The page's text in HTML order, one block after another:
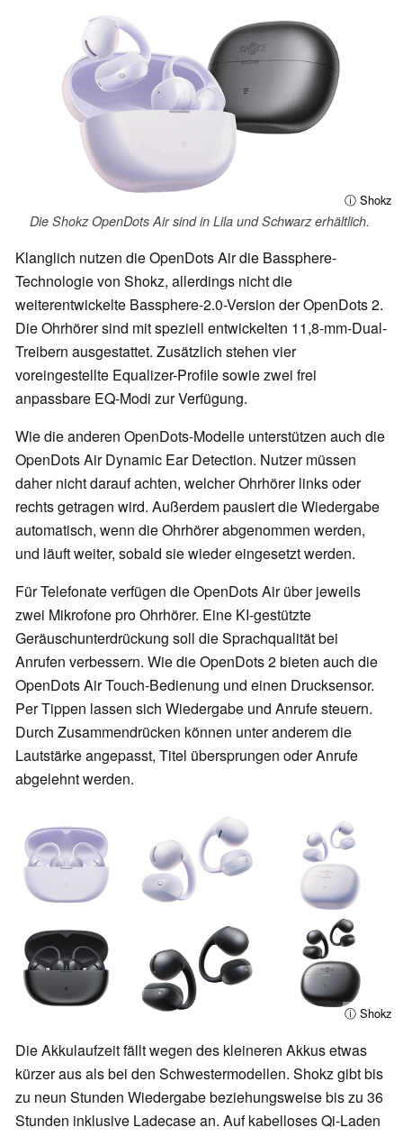
ⓘ Shokz
Die Shokz OpenDots Air sind in Lila und Schwarz erhältlich.
Klanglich nutzen die OpenDots Air die Bassphere-
Technologie von Shokz, allerdings nicht die
weiterentwickelte Bassphere-2.0-Version der OpenDots 2.
Die Ohrhörer sind mit speziell entwickelten 11,8-mm-Dual-
Treibern ausgestattet. Zusätzlich stehen vier
voreingestellte Equalizer-Profile sowie zwei frei
anpassbare EQ-Modi zur Verfügung.
Wie die anderen OpenDots-Modelle unterstützen auch die
OpenDots Air Dynamic Ear Detection. Nutzer müssen
daher nicht darauf achten, welcher Ohrhörer links oder
rechts getragen wird. Außerdem pausiert die Wiedergabe
automatisch, wenn die Ohrhörer abgenommen werden,
und läuft weiter, sobald sie wieder eingesetzt werden.
Für Telefonate verfügen die OpenDots Air über jeweils
zwei Mikrofone pro Ohrhörer. Eine KI-gestützte
Geräuschunterdrückung soll die Sprachqualität bei
Anrufen verbessern. Wie die OpenDots 2 bieten auch die
OpenDots Air Touch-Bedienung und einen Drucksensor.
Per Tippen lassen sich Wiedergabe und Anrufe steuern.
Durch Zusammendrücken können unter anderem die
Lautstärke angepasst, Titel übersprungen oder Anrufe
abgelehnt werden.
ⓘ Shokz
Die Akkulaufzeit fällt wegen des kleineren Akkus etwas
kürzer aus als bei den Schwestermodellen. Shokz gibt bis
zu neun Stunden Wiedergabe beziehungsweise bis zu 36
Stunden inklusive Ladecase an. Auf kabelloses Qi-Laden